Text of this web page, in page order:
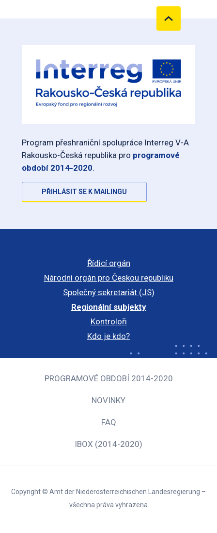
Program přeshraniční spolupráce Interreg V-A
Rakousko-Česká republika pro programové
období 2014-2020.
PŘIHLÁSIT SE K MAILINGU
Řídicí orgán
Národní orgán pro Českou republiku
Společný sekretariát (JS)
Regionální subjekty
Kontroloři
Kdo je kdo?
PROGRAMOVÉ OBDOBÍ 2014-2020
NOVINKY
FAQ
IBOX (2014-2020)
Copyright © Amt der Niederösterreichischen Landesregierung –
všechna práva vyhrazena